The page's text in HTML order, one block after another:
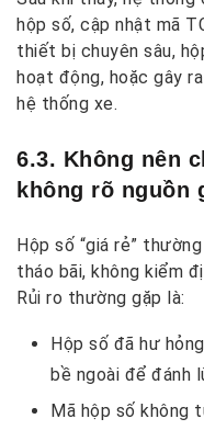
hộp số, cập nhật mã
thiết bị chuyên sâu,
hoạt động, hoặc gây
hệ thống xe.
6.3. Không nên
không rõ nguồn
Hộp số “giá rẻ”
tháo bãi, không kiểm
Rủi ro thường gặp là:
Hộp số đã hư
bề ngoài để đánh
Mã hộp số không